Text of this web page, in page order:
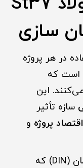
در هر پروژه
است که
این
سازه تأثیر
اقتصاد پروژه و
در ایران، استانداردهای قدیمی‌تر آلمان (DIN) که